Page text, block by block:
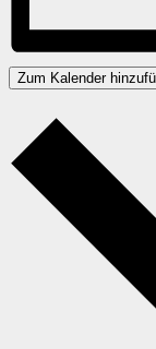
Zum Kalender